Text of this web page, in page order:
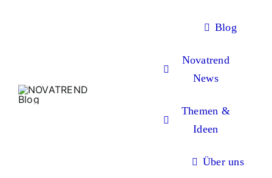
Blog
Novatrend
News
Themen &
Ideen
Über uns